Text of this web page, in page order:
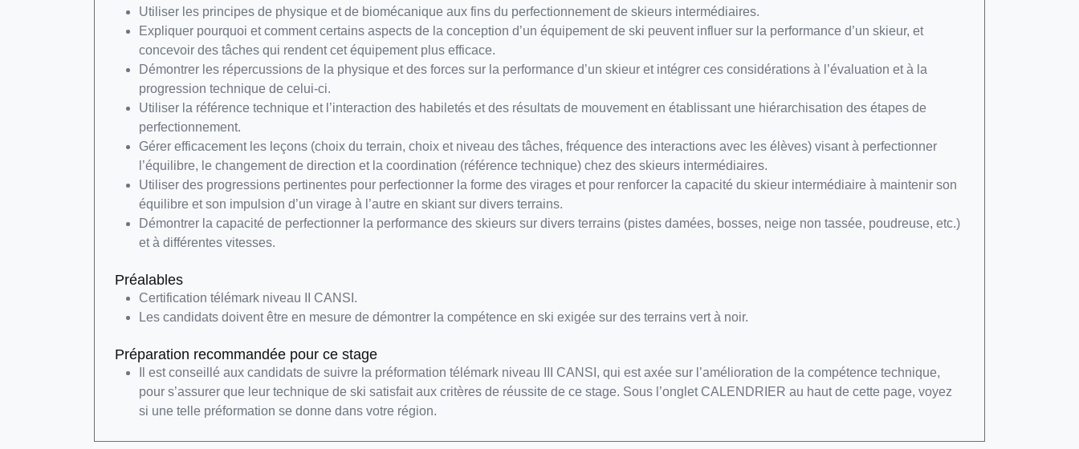
Utiliser les principes de physique et de biomécanique aux fins du perfectionnement de skieurs intermédiaires.
Expliquer pourquoi et comment certains aspects de la conception d’un équipement de ski peuvent influer sur la performance d’un skieur, et
concevoir des tâches qui rendent cet équipement plus efficace.
Démontrer les répercussions de la physique et des forces sur la performance d’un skieur et intégrer ces considérations à l’évaluation et à la
progression technique de celui-ci.
Utiliser la référence technique et l’interaction des habiletés et des résultats de mouvement en établissant une hiérarchisation des étapes de
perfectionnement.
Gérer efficacement les leçons (choix du terrain, choix et niveau des tâches, fréquence des interactions avec les élèves) visant à perfectionner
l’équilibre, le changement de direction et la coordination (référence technique) chez des skieurs intermédiaires.
Utiliser des progressions pertinentes pour perfectionner la forme des virages et pour renforcer la capacité du skieur intermédiaire à maintenir son
équilibre et son impulsion d’un virage à l’autre en skiant sur divers terrains.
Démontrer la capacité de perfectionner la performance des skieurs sur divers terrains (pistes damées, bosses, neige non tassée, poudreuse, etc.)
et à différentes vitesses.
Préalables
Certification télémark niveau II CANSI.
Les candidats doivent être en mesure de démontrer la compétence en ski exigée sur des terrains vert à noir.
Préparation recommandée pour ce stage
Il est conseillé aux candidats de suivre la préformation télémark niveau III CANSI, qui est axée sur l’amélioration de la compétence technique,
pour s’assurer que leur technique de ski satisfait aux critères de réussite de ce stage. Sous l’onglet CALENDRIER au haut de cette page, voyez
si une telle préformation se donne dans votre région.